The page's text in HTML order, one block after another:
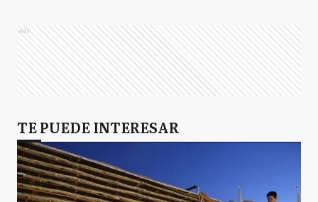
Ads
TE PUEDE INTERESAR